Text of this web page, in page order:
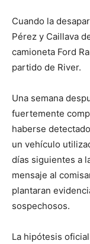
Cuando la
Pérez y Caillava
camioneta Ford
partido de River.
Una semana
fuertemente
haberse
un vehículo
días siguientes a
mensaje al
plantaran
sospechosos.
La hipótesis